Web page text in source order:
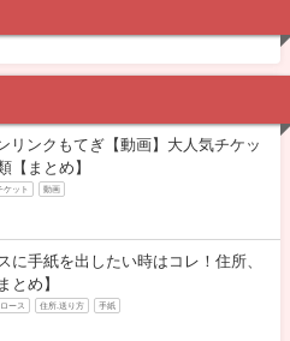
リンクもてぎ【動画】大人気チケッ
【まとめ】
ケット 動画
に手紙を出したい時はコレ！住所、
とめ】
ース 住所.送り方 手紙